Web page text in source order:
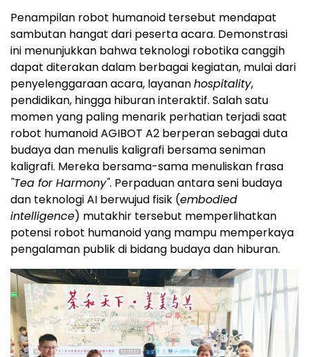
Penampilan robot humanoid tersebut mendapat
sambutan hangat dari peserta acara. Demonstrasi
ini menunjukkan bahwa teknologi robotika canggih
dapat diterakan dalam berbagai kegiatan, mulai dari
penyelenggaraan acara, layananhospitality,
pendidikan, hingga hiburan interaktif. Salah satu
momen yang paling menarik perhatian terjadi saat
robot humanoid AGIBOT A2 berperan sebagai duta
budaya dan menulis kaligrafi bersama seniman
kaligrafi. Mereka bersama-sama menuliskan frasa
"Tea for Harmony". Perpaduan antara seni budaya
dan teknologi AI berwujud fisik (embodied
intelligence) mutakhir tersebut memperlihatkan
potensi robot humanoid yang mampu memperkaya
pengalaman publik di bidang budaya dan hiburan.